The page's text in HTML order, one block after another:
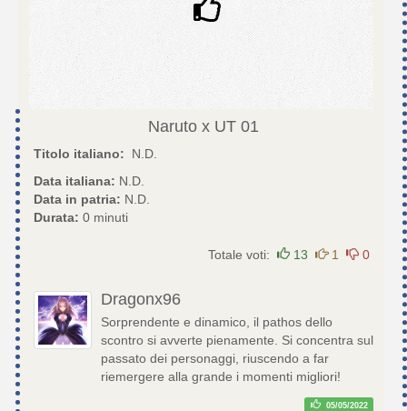
Naruto x UT 01
Titolo italiano:
N.D.
Data italiana: N.D.
Data in patria: N.D.
Durata: 0 minuti
Totale voti: 13 1 0
Dragonx96
Sorprendente e dinamico, il pathos dello
scontro si avverte pienamente. Si concentra sul
passato dei personaggi, riuscendo a far
riemergere alla grande i momenti migliori!
05/05/2022